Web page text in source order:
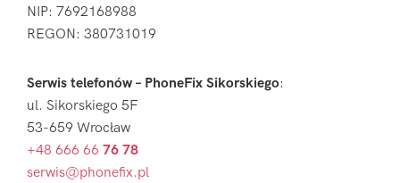
NIP: 7692168988
REGON: 380731019
Serwis telefonów – PhoneFix Sikorskiego:
ul. Sikorskiego 5F
53-659 Wrocław
+48 666 66 76 78
serwis@phonefix.pl